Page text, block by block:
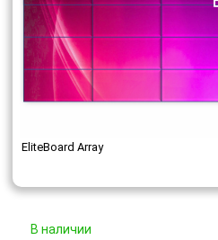
EliteBoard Array
В наличии